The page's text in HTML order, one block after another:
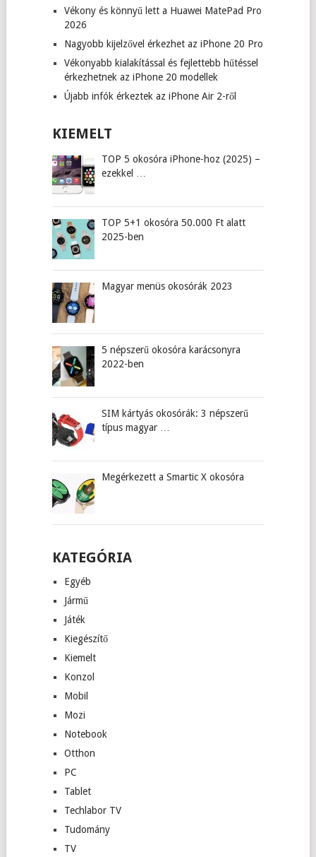
Vékony és könnyű lett a Huawei MatePad Pro
2026
Nagyobb kijelzővel érkezhet az iPhone 20 Pro
Vékonyabb kialakítással és fejlettebb hűtéssel
érkezhetnek az iPhone 20 modellek
Újabb infók érkeztek az iPhone Air 2-ről
KIEMELT
TOP 5 okosóra iPhone-hoz (2025) –
ezekkel …
TOP 5+1 okosóra 50.000 Ft alatt
2025-ben
Magyar menüs okosórák 2023
5 népszerű okosóra karácsonyra
2022-ben
SIM kártyás okosórák: 3 népszerű
típus magyar …
Megérkezett a Smartic X okosóra
KATEGÓRIA
Egyéb
Jármű
Játék
Kiegészítő
Kiemelt
Konzol
Mobil
Mozi
Notebook
Otthon
PC
Tablet
Techlabor TV
Tudomány
TV